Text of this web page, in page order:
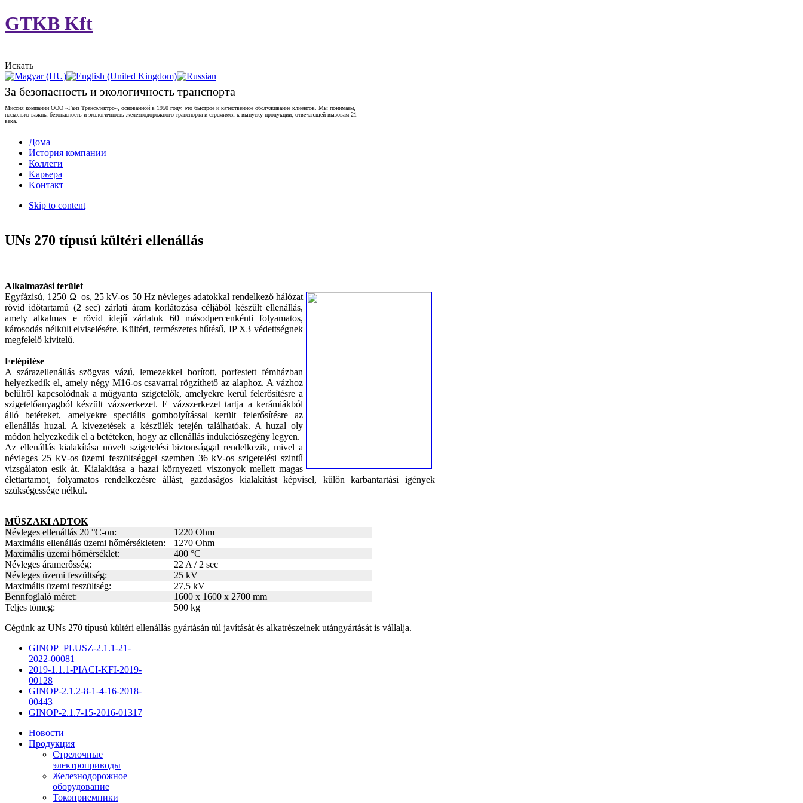
GTKB Kft
Искать
За безопасность и экологичность транспорта
Миссия компании ООО «Ганз Трансэлектро», основанной в 1950 году, это быстрое и качественное обслуживание клиентов. Мы понимаем,
насколько важны безопасность и экологичность железнодорожного транспорта и стремимся к выпуску продукции, отвечающей вызовам 21
века.
Дома
История компании
Коллеги
Kарьера
Kонтакт
Skip to content
UNs 270 típusú kültéri ellenállás
Alkalmazási terület
Egyfázisú, 1250 Ω–os, 25 kV-os 50 Hz névleges adatokkal rendelkező hálózat
rövid időtartamú (2 sec) zárlati áram korlátozása céljából készült ellenállás,
amely alkalmas e rövid idejű zárlatok 60 másodpercenkénti folyamatos,
károsodás nélküli elviselésére. Kültéri, természetes hűtésű, IP X3 védettségnek
megfelelő kivitelű.
Felépítése
A szárazellenállás szögvas vázú, lemezekkel borított, porfestett fémházban
helyezkedik el, amely négy M16-os csavarral rögzíthető az alaphoz. A vázhoz
belülről kapcsolódnak a műgyanta szigetelők, amelyekre kerül felerősítésre a
szigetelőanyagból készült vázszerkezet. E vázszerkezet tartja a kerámiákból
álló betéteket, amelyekre speciális gombolyítással került felerősítésre az
ellenállás huzal. A kivezetések a készülék tetején találhatóak. A huzal oly
módon helyezkedik el a betéteken, hogy az ellenállás indukciószegény legyen.
Az ellenállás kialakítása növelt szigetelési biztonsággal rendelkezik, mivel a
névleges 25 kV-os üzemi feszültséggel szemben 36 kV-os szigetelési szintű
vizsgálaton esik át. Kialakítása a hazai környezeti viszonyok mellett magas
élettartamot, folyamatos rendelkezésre állást, gazdaságos kialakítást képvisel, külön karbantartási igények
szükségessége nélkül.
MŰSZAKI ADTOK
Névleges ellenállás 20 °C-on:
1220 Ohm
Maximális ellenállás üzemi hőmérsékleten:
1270 Ohm
Maximális üzemi hőmérséklet:
400 °C
Névleges áramerősség:
22 A / 2 sec
Névleges üzemi feszültség:
25 kV
Maximális üzemi feszültség:
27,5 kV
Bennfoglaló méret:
1600 x 1600 x 2700 mm
Teljes tömeg:
500 kg
Cégünk az UNs 270 típusú kültéri ellenállás gyártásán túl javítását és alkatrészeinek utángyártását is vállalja.
GINOP_PLUSZ-2.1.1-21-
2022-00081
2019-1.1.1-PIACI-KFI-2019-
00128
GINOP-2.1.2-8-1-4-16-2018-
00443
GINOP-2.1.7-15-2016-01317
Новости
Продукция
Стрелочные
электроприводы
Железнодорожное
оборудование
Токоприемники